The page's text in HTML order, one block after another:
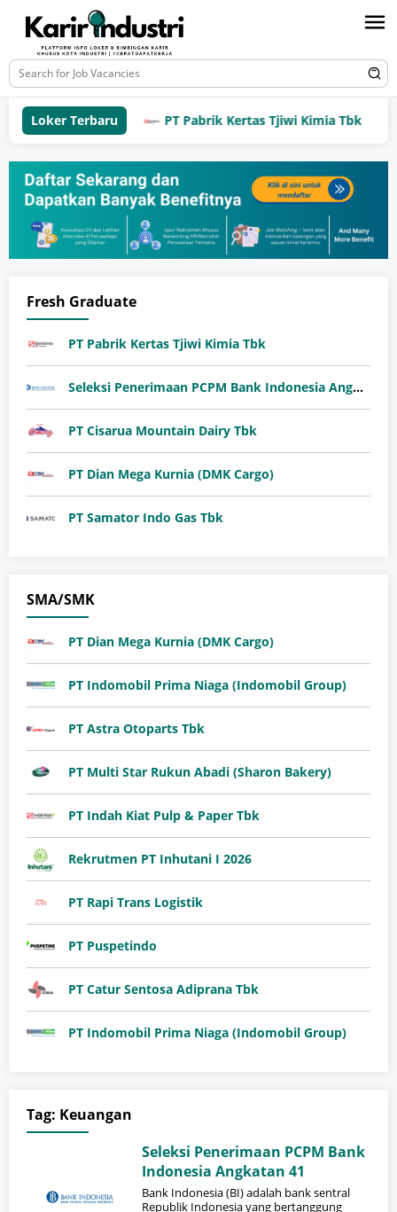
Loker Terbaru PT Pabrik Kertas Tjiwi Kimia Tbk
Fresh Graduate
PT Pabrik Kertas Tjiwi Kimia Tbk
Seleksi Penerimaan PCPM Bank Indonesia Angkatan 41
PT Cisarua Mountain Dairy Tbk
PT Dian Mega Kurnia (DMK Cargo)
PT Samator Indo Gas Tbk
SMA/SMK
PT Dian Mega Kurnia (DMK Cargo)
PT Indomobil Prima Niaga (Indomobil Group)
PT Astra Otoparts Tbk
PT Multi Star Rukun Abadi (Sharon Bakery)
PT Indah Kiat Pulp & Paper Tbk
Rekrutmen PT Inhutani I 2026
PT Rapi Trans Logistik
PT Puspetindo
PT Catur Sentosa Adiprana Tbk
PT Indomobil Prima Niaga (Indomobil Group)
Tag: Keuangan
Seleksi Penerimaan PCPM Bank
Indonesia Angkatan 41
Bank Indonesia (BI) adalah bank sentral
Republik Indonesia yang bertanggung